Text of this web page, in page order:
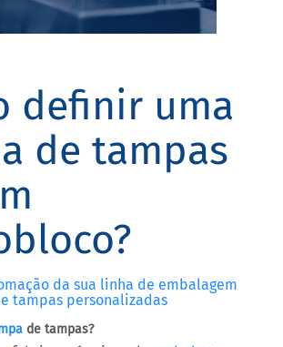
definir uma
de tampas
da sua linha de embalagem
tampas personalizadas
de tampas?